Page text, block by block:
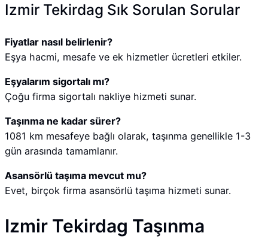
Izmir Tekirdag Sık Sorulan Sorular
Fiyatlar nasıl belirlenir?
Eşya hacmi, mesafe ve ek hizmetler ücretleri etkiler.
Eşyalarım sigortalı mı?
Çoğu firma sigortalı nakliye hizmeti sunar.
Taşınma ne kadar sürer?
1081 km mesafeye bağlı olarak, taşınma genellikle 1-3
gün arasında tamamlanır.
Asansörlü taşıma mevcut mu?
Evet, birçok firma asansörlü taşıma hizmeti sunar.
Izmir Tekirdag Taşınma